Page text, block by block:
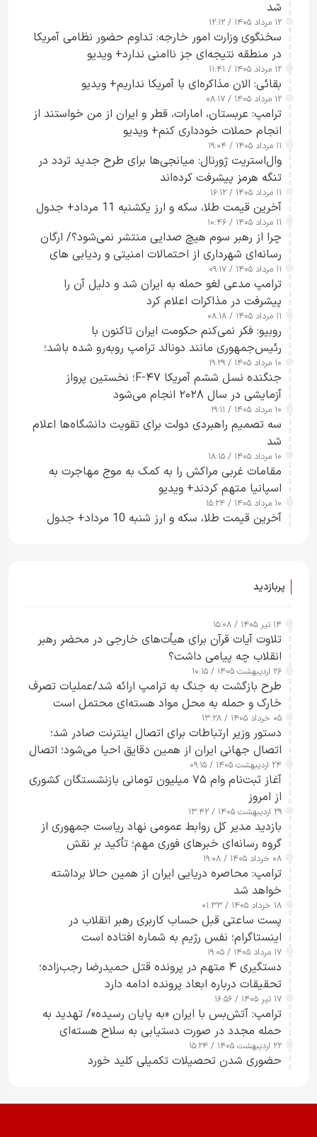
شد
۱۲ مرداد ۱۴۰۵ / ۱۲:۱۲
سخنگوی وزارت امور خارجه: تداوم حضور نظامی آمریکا
در منطقه نتیجه‌ای جز ناامنی ندارد+ ویدیو
۱۲ مرداد ۱۴۰۵ / ۱۱:۴۱
بقائی: الان مذاکره‌ای با آمریکا نداریم+ ویدیو
۱۲ مرداد ۱۴۰۵ / ۰۸:۱۷
ترامپ: عربستان، امارات، قطر و ایران از من خواستند از
انجام حملات خودداری کنم+ ویدیو
۱۱ مرداد ۱۴۰۵ / ۱۹:۰۴
وال‌استریت ژورنال: میانجی‌ها برای طرح جدید تردد در
تنگه هرمز پیشرفت کرده‌اند
۱۱ مرداد ۱۴۰۵ / ۱۶:۱۲
آخرین قیمت طلا، سکه و ارز یکشنبه 11 مرداد+ جدول
۱۱ مرداد ۱۴۰۵ / ۱۰:۴۶
چرا از رهبر سوم هیچ صدایی منتشر نمی‌شود؟/ ارگان
رسانه‌ای شهرداری از احتمالات امنیتی و ردیابی های
جاسوسی گفت
۱۱ مرداد ۱۴۰۵ / ۰۹:۱۷
ترامپ مدعی لغو حمله به ایران شد و دلیل آن را
پیشرفت در مذاکرات اعلام کرد
۱۱ مرداد ۱۴۰۵ / ۰۸:۱۸
روبیو: فکر نمی‌کنم حکومت ایران تاکنون با
رئیس‌جمهوری مانند دونالد ترامپ روبه‌رو شده باشد؛
کسی که واقعاً دست به اقدام می‌زند
۱۰ مرداد ۱۴۰۵ / ۱۹:۲۹
جنگنده نسل ششم آمریکا F-۴۷؛ نخستین پرواز
آزمایشی در سال ۲۰۲۸ انجام می‌شود
۱۰ مرداد ۱۴۰۵ / ۱۹:۱۱
سه تصمیم راهبردی دولت برای تقویت دانشگاه‌ها اعلام
شد
۱۰ مرداد ۱۴۰۵ / ۱۸:۱۵
مقامات غربی مراکش را به کمک به موج مهاجرت به
اسپانیا متهم کردند+ ویدیو
۱۰ مرداد ۱۴۰۵ / ۱۵:۲۴
آخرین قیمت طلا، سکه و ارز شنبه 10 مرداد+ جدول
پربازدید
۱۴ تیر ۱۴۰۵ / ۱۵:۰۸
تلاوت آیات قرآن برای هیأت‌های خارجی در محضر رهبر
انقلاب چه پیامی داشت؟
۲۶ اردیبهشت ۱۴۰۵ / ۱۰:۱۵
طرح‌ بازگشت به جنگ به ترامپ ارائه شد/عملیات تصرف
خارک و حمله به محل مواد هسته‌ای محتمل است
۰۵ خرداد ۱۴۰۵ / ۱۳:۲۸
دستور وزیر ارتباطات برای اتصال اینترنت صادر شد؛
اتصال جهانی ایران از همین دقایق احیا می‌شود؛ اتصال
کامل مردم تا ۲۴ ساعت آینده
۲۴ اردیبهشت ۱۴۰۵ / ۰۹:۱۵
آغاز ثبت‌نام وام ۷۵ میلیون تومانی بازنشستگان کشوری
از امروز
۲۹ اردیبهشت ۱۴۰۵ / ۱۳:۴۲
بازدید مدیر کل روابط عمومی نهاد ریاست جمهوری از
گروه رسانه‌ای خبرهای فوری مهم؛ تأکید بر نقش
رسانه‌های هوشمند و مسئول در ارتقای آگاهی عمومی
۰۸ خرداد ۱۴۰۵ / ۱۹:۰۸
ترامپ: محاصره دریایی ایران از همین حالا برداشته
خواهد شد
۱۸ خرداد ۱۴۰۵ / ۰۱:۳۳
پست ساعتی قبل حساب کاربری رهبر انقلاب در
اینستاگرام؛ نفس رژیم به شماره افتاده است​
۱۷ مرداد ۱۴۰۵ / ۱۹:۰۵
دستگیری ۴ متهم در پرونده قتل حمیدرضا رجب‌زاده؛
تحقیقات درباره ابعاد پرونده ادامه دارد
۱۷ تیر ۱۴۰۵ / ۱۶:۵۶
ترامپ: آتش‌بس با ایران «به پایان رسیده»/ تهدید به
حمله مجدد در صورت دستیابی به سلاح هسته‌ای
۲۲ اردیبهشت ۱۴۰۵ / ۱۵:۲۴
حضوری شدن تحصیلات تکمیلی کلید خورد